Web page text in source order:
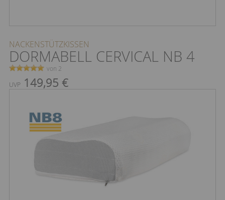
NACKENSTÜTZKISSEN
DORMABELL CERVICAL NB 4
von 2
UVP 149,95 €